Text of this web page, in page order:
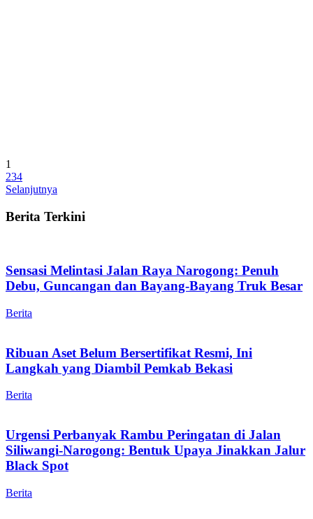
1
234
Selanjutnya
Berita Terkini
Sensasi Melintasi Jalan Raya Narogong: Penuh
Debu, Guncangan dan Bayang-Bayang Truk Besar
Berita
Ribuan Aset Belum Bersertifikat Resmi, Ini
Langkah yang Diambil Pemkab Bekasi
Berita
Urgensi Perbanyak Rambu Peringatan di Jalan
Siliwangi-Narogong: Bentuk Upaya Jinakkan Jalur
Black Spot
Berita